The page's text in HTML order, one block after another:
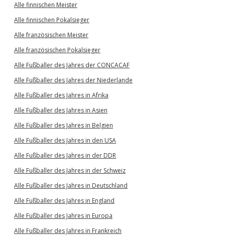
Alle finnischen Meister
Alle finnischen Pokalsieger
Alle französischen Meister
Alle französischen Pokalsieger
Alle Fußballer des Jahres der CONCACAF
Alle Fußballer des Jahres der Niederlande
Alle Fußballer des Jahres in Afrika
Alle Fußballer des Jahres in Asien
Alle Fußballer des Jahres in Belgien
Alle Fußballer des Jahres in den USA
Alle Fußballer des Jahres in der DDR
Alle Fußballer des Jahres in der Schweiz
Alle Fußballer des Jahres in Deutschland
Alle Fußballer des Jahres in England
Alle Fußballer des Jahres in Europa
Alle Fußballer des Jahres in Frankreich